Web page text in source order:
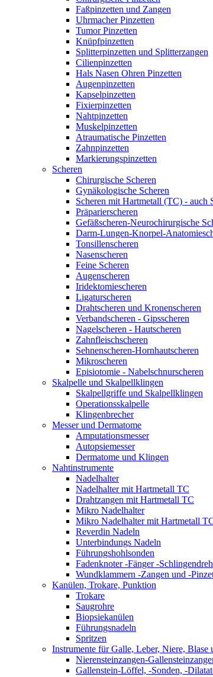
Faßpinzetten und Zangen
Uhrmacher Pinzetten
Tumor Pinzetten
Knüpfpinzetten
Splitterpinzetten und Splitterzangen
Cilienpinzetten
Hals Nasen Ohren Pinzetten
Augenpinzetten
Kapselpinzetten
Fixierpinzetten
Nahtpinzetten
Muskelpinzetten
Atraumatische Pinzetten
Zahnpinzetten
Markierungspinzetten
Scheren
Chirurgische Scheren
Gynäkologische Scheren
Scheren mit Hartmetall (TC) - auch
Präparierscheren
Gefäßscheren-Neurochirurgische
Darm-Lungen-Knorpel-
Tonsillenscheren
Nasenscheren
Feine Scheren
Augenscheren
Iridektomiescheren
Ligaturscheren
Drahtscheren und Kronenscheren
Verbandscheren - Gipsscheren
Nagelscheren - Hautscheren
Zahnfleischscheren
Sehnenscheren-Hornhautscheren
Mikroscheren
Episiotomie - Nabelschnurscheren
Skalpelle und Skalpellklingen
Skalpellgriffe und Skalpellklingen
Operationsskalpelle
Klingenbrecher
Messer und Dermatome
Amputationsmesser
Autopsiemesser
Dermatome und Klingen
Nahtinstrumente
Nadelhalter
Nadelhalter mit Hartmetall TC
Drahtzangen mit Hartmetall TC
Mikro Nadelhalter
Mikro Nadelhalter mit Hartmetall
Reverdin Nadeln
Unterbindungs Nadeln
Führungshohlsonden
Fadenknoter -Fänger -
Wundklammern -Zangen und -
Kanülen, Trokare, Punktion
Trokare
Saugrohre
Biopsiekanülen
Führungsnadeln
Spritzen
Instrumente für Galle, Leber, Niere, Blase
Nierensteinzangen-
Gallenstein-Löffel, -Sonden, -